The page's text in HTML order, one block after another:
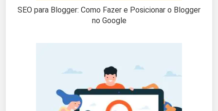
SEO para Blogger: Como Fazer e Posicionar o Blogger
no Google